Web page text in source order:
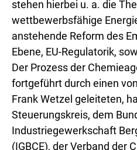
stehen hierbei u. a. die
wettbewerbsfähige
anstehende Reform des
Ebene, EU-Regulatorik,
Der Prozess der
fortgeführt durch einen
Frank Wetzel geleiteten,
Steuerungskreis, dem
Industriegewerkschaft
(IGBCE), der Verband der